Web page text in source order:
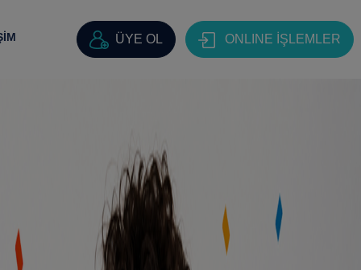
ÜYE OL ONLINE İŞLEMLER